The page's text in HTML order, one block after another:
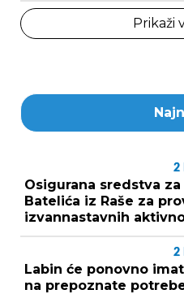
Prikaži
2
Osigurana sredstva
Batelića iz Raše za
izvannastavnih
2
Labin će ponovno
na prepoznate